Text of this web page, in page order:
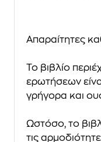
Απαραίτητες
Το βιβλίο
ερωτήσεων
γρήγορα και
Ωστόσο, το
τις